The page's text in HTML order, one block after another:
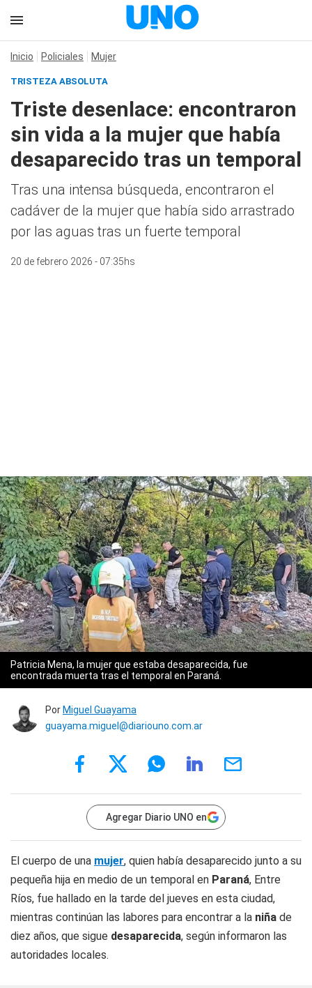
Inicio Policiales Mujer
TRISTEZA ABSOLUTA
Triste desenlace: encontraron
sin vida a la mujer que había
desaparecido tras un temporal
Tras una intensa búsqueda, encontraron el
cadáver de la mujer que había sido arrastrado
por las aguas tras un fuerte temporal
20 de febrero 2026 - 07:35hs
Patricia Mena, la mujer que estaba desaparecida, fue
encontrada muerta tras el temporal en Paraná.
Por Miguel Guayama
guayama.miguel@diariouno.com.ar
Agregar Diario UNO en
El cuerpo de una mujer, quien había desaparecido junto a su
pequeña hija en medio de un temporal en Paraná, Entre
Ríos, fue hallado en la tarde del jueves en esta ciudad,
mientras continúan las labores para encontrar a la niña de
diez años, que sigue desaparecida, según informaron las
autoridades locales.